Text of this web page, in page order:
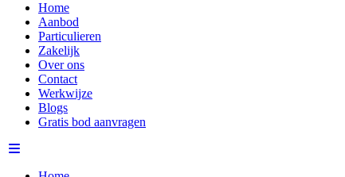
Home
Aanbod
Particulieren
Zakelijk
Over ons
Contact
Werkwijze
Blogs
Gratis bod aanvragen